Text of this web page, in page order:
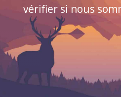
vérifier si nous